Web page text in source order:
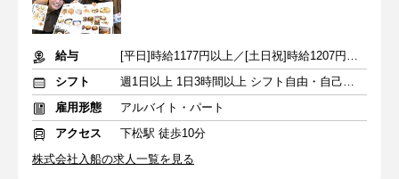
給与
[平日]時給1177円以上／[土日祝]時給1207円以上+交通費支給
シフト
週1日以上 1日3時間以上 シフト自由・自己申告
雇用形態
アルバイト・パート
アクセス
下松駅 徒歩10分
株式会社入船の求人一覧を見る